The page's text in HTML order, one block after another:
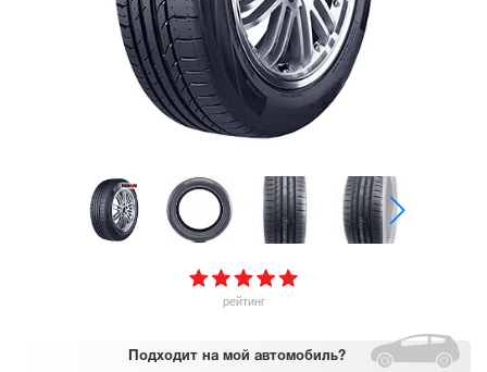
рейтинг
Подходит на мой автомобиль?